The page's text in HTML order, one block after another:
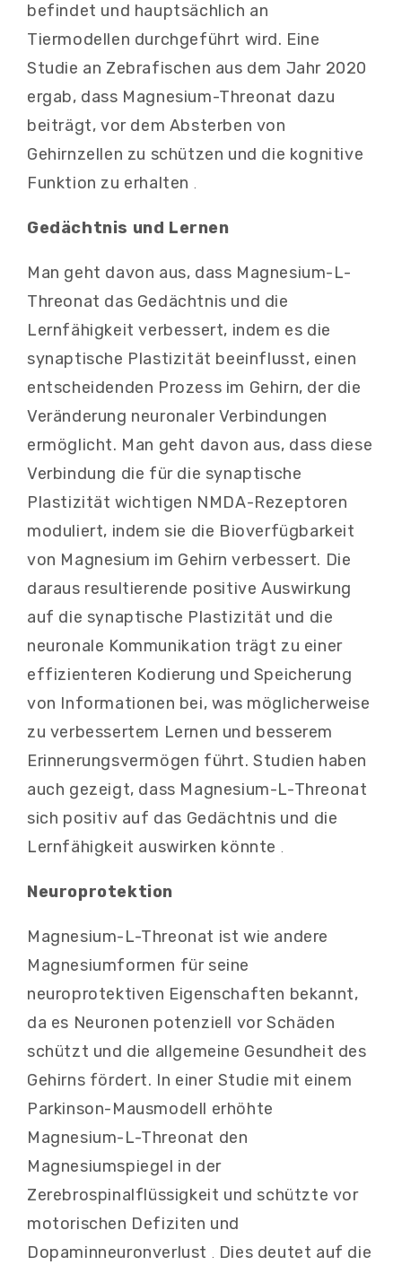
befindet und hauptsächlich an
Tiermodellen durchgeführt wird. Eine
Studie an Zebrafischen aus dem Jahr 2020
ergab, dass Magnesium-Threonat dazu
beiträgt, vor dem Absterben von
Gehirnzellen zu schützen und die kognitive
Funktion zu erhalten .
Gedächtnis und Lernen
Man geht davon aus, dass Magnesium-L-
Threonat das Gedächtnis und die
Lernfähigkeit verbessert, indem es die
synaptische Plastizität beeinflusst, einen
entscheidenden Prozess im Gehirn, der die
Veränderung neuronaler Verbindungen
ermöglicht. Man geht davon aus, dass diese
Verbindung die für die synaptische
Plastizität wichtigen NMDA-Rezeptoren
moduliert, indem sie die Bioverfügbarkeit
von Magnesium im Gehirn verbessert. Die
daraus resultierende positive Auswirkung
auf die synaptische Plastizität und die
neuronale Kommunikation trägt zu einer
effizienteren Kodierung und Speicherung
von Informationen bei, was möglicherweise
zu verbessertem Lernen und besserem
Erinnerungsvermögen führt. Studien haben
auch gezeigt, dass Magnesium-L-Threonat
sich positiv auf das Gedächtnis und die
Lernfähigkeit auswirken könnte .
Neuroprotektion
Magnesium-L-Threonat ist wie andere
Magnesiumformen für seine
neuroprotektiven Eigenschaften bekannt,
da es Neuronen potenziell vor Schäden
schützt und die allgemeine Gesundheit des
Gehirns fördert. In einer Studie mit einem
Parkinson-Mausmodell erhöhte
Magnesium-L-Threonat den
Magnesiumspiegel in der
Zerebrospinalflüssigkeit und schützte vor
motorischen Defiziten und
Dopaminneuronverlust . Dies deutet auf die